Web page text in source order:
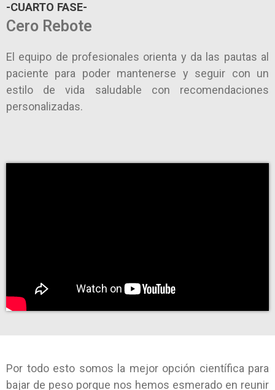
-CUARTO FASE-
Cero Rebote
El equipo de profesionales orienta y da las pautas al
paciente para poder mantenerse y seguir con un
estilo de vida saludable con recomendaciones
personalizadas.
Por todo esto somos la mejor opción científica para
bajar de peso porque nos hemos esmerado en reunir